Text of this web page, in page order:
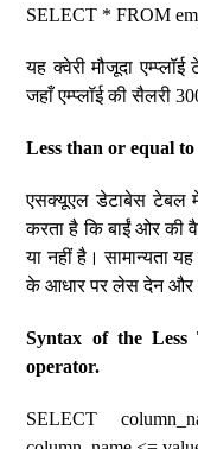
SELECT * FROM
यह क्वेरी मौजूदा
जहाँ एम्प्लॉई की सैलरी
Less than or equal
एसक्यूएल डेटाबेस
करता है कि बाईं ओर की
या नहीं है। सामान्यता
के आधार पर लेस देन और
Syntax of the
operator.
SELECT